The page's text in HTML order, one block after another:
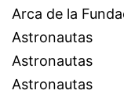
Arca de la
Astronautas
Astronautas
Astronautas